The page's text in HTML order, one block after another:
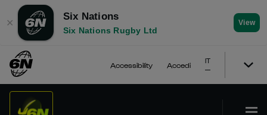
✕
Six Nations
Six Nations Rugby Ltd
View
Accessibility Accedi
IT